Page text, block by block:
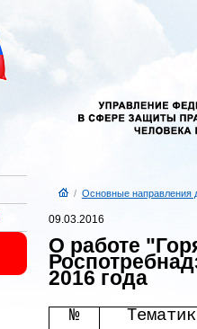
/ Основные направления
09.03.2016
О работе
2016 года
№